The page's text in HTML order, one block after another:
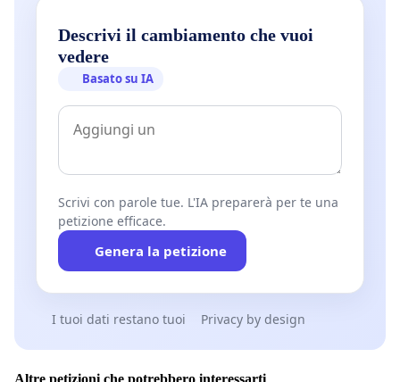
Descrivi il cambiamento che vuoi
vedere
Basato su IA
Scrivi con parole tue. L'IA preparerà per te una
petizione efficace.
Genera la petizione
I tuoi dati restano tuoi Privacy by design